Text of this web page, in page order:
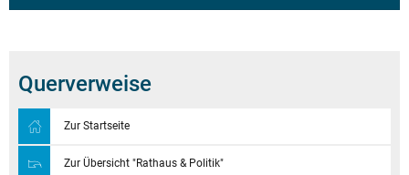
Querverweise
Zur Startseite
Zur Übersicht "Rathaus & Politik"